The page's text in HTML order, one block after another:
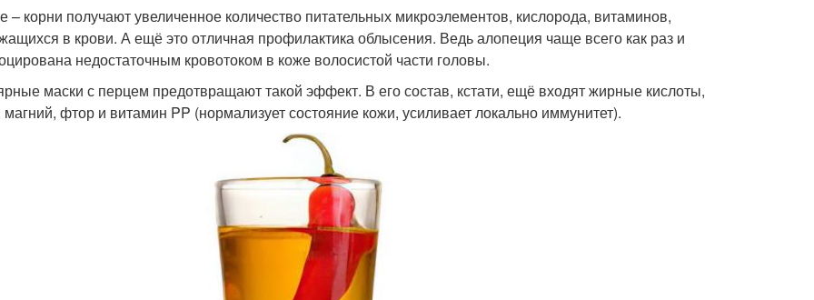
– корни получают увеличенное количество питательных микроэлементов, кислорода, витаминов,
в крови. А ещё это отличная профилактика облысения. Ведь алопеция чаще всего как раз и
недостаточным кровотоком в коже волосистой части головы.
маски с перцем предотвращают такой эффект. В его состав, кстати, ещё входят жирные кислоты,
магний, фтор и витамин PP (нормализует состояние кожи, усиливает локально иммунитет).